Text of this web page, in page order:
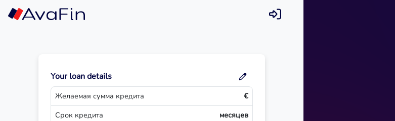
content
Your loan details
Желаемая сумма кредита
€
Срок кредита
месяцев